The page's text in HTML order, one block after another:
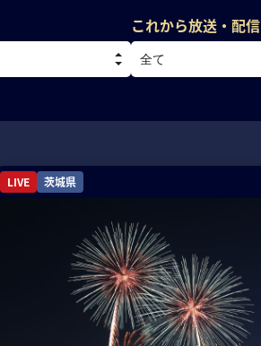
これから放送 ・配信
LIVE 茨城県